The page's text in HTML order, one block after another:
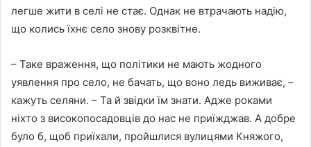
легше жити в селі не стає. Однак не втрачають надію,
що колись їхнє село знову розквітне.
– Таке враження, що політики не мають жодного
уявлення про село, не бачать, що воно ледь виживає, –
кажуть селяни. – Та й звідки їм знати. Адже роками
ніхто з високопосадовців до нас не приїжджав. А добре
було б, щоб приїхали, пройшлися вулицями Княжого,